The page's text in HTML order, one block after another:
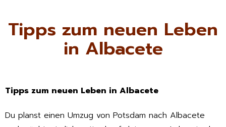
Tipps zum neuen Leben
in Albacete
Tipps zum neuen Leben in Albacete
Du planst einen Umzug von Potsdam nach Albacete